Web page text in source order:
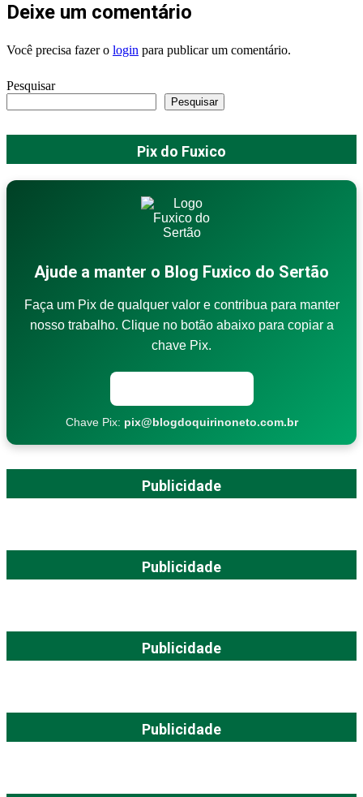
Deixe um comentário
Você precisa fazer o login para publicar um comentário.
Pesquisar
Pesquisar
Pix do Fuxico
Ajude a manter o Blog Fuxico do Sertão
Faça um Pix de qualquer valor e contribua para manter
nosso trabalho. Clique no botão abaixo para copiar a
chave Pix.
Chave Pix: pix@blogdoquirinoneto.com.br
Publicidade
Publicidade
Publicidade
Publicidade